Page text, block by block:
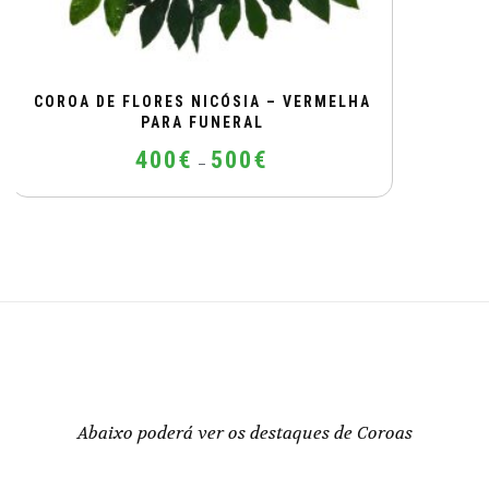
COROA DE FLORES NICÓSIA – VERMELHA
PARA FUNERAL
400€ – 500€
400€
chosen
Abaixo poderá ver os destaques de Coroas